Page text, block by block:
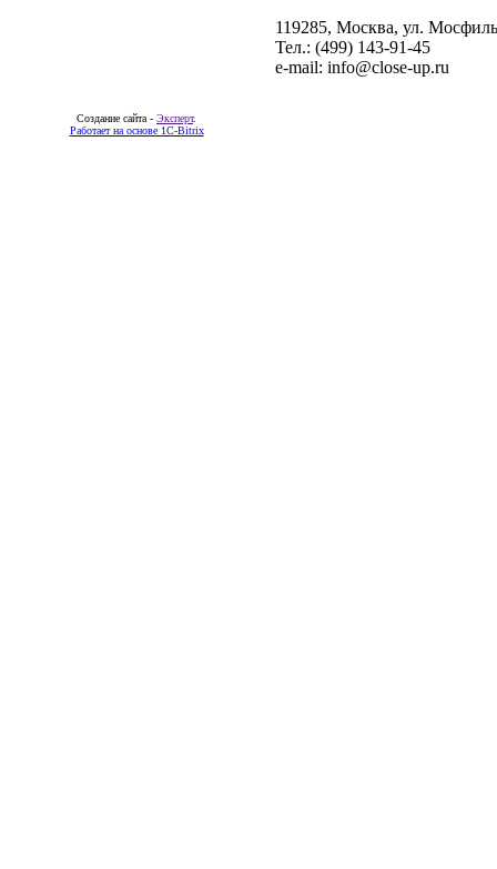
119285, Москва, ул.
Тел.: (499) 143-91-45
e-mail: info@close-up.ru
Создание сайта - Эксперт.
Работает на основе 1C-Bitrix